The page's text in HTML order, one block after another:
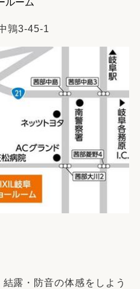
ルーム
鶉3-45-1
露・防音の体感をしよう